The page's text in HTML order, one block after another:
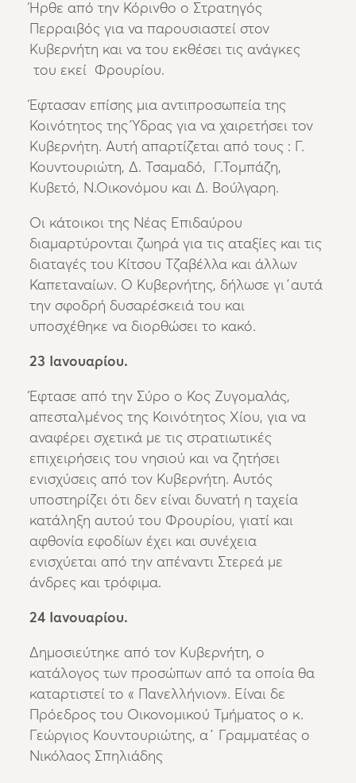
Ήρθε από την Κόρινθο ο Στρατηγός
Περραιβός για να παρουσιαστεί στον
Κυβερνήτη και να του εκθέσει τις ανάγκες
του εκεί Φρουρίου.
Έφτασαν επίσης μια αντιπροσωπεία της
Κοινότητος της Ύδρας για να χαιρετήσει τον
Κυβερνήτη. Αυτή απαρτίζεται από τους : Γ.
Κουντουριώτη, Δ. Τσαμαδό, Γ.Τομπάζη,
Κυβετό, Ν.Οικονόμου και Δ. Βούλγαρη.
Οι κάτοικοι της Νέας Επιδαύρου
διαμαρτύρονται ζωηρά για τις αταξίες και τις
διαταγές του Κίτσου Τζαβέλλα και άλλων
Καπεταναίων. Ο Κυβερνήτης, δήλωσε γι΄αυτά
την σφοδρή δυσαρέσκειά του και
υποσχέθηκε να διορθώσει το κακό.
23 Ιανουαρίου.
Έφτασε από την Σύρο ο Κος Ζυγομαλάς,
απεσταλμένος της Κοινότητος Χίου, για να
αναφέρει σχετικά με τις στρατιωτικές
επιχειρήσεις του νησιού και να ζητήσει
ενισχύσεις από τον Κυβερνήτη. Αυτός
υποστηρίζει ότι δεν είναι δυνατή η ταχεία
κατάληξη αυτού του Φρουρίου, γιατί και
αφθονία εφοδίων έχει και συνέχεια
ενισχύεται από την απέναντι Στερεά με
άνδρες και τρόφιμα.
24 Ιανουαρίου.
Δημοσιεύτηκε από τον Κυβερνήτη, ο
κατάλογος των προσώπων από τα οποία θα
καταρτιστεί το « Πανελλήνιον». Είναι δε
Πρόεδρος του Οικονομικού Τμήματος ο κ.
Γεώργιος Κουντουριώτης, α΄ Γραμματέας ο
Νικόλαος Σπηλιάδης